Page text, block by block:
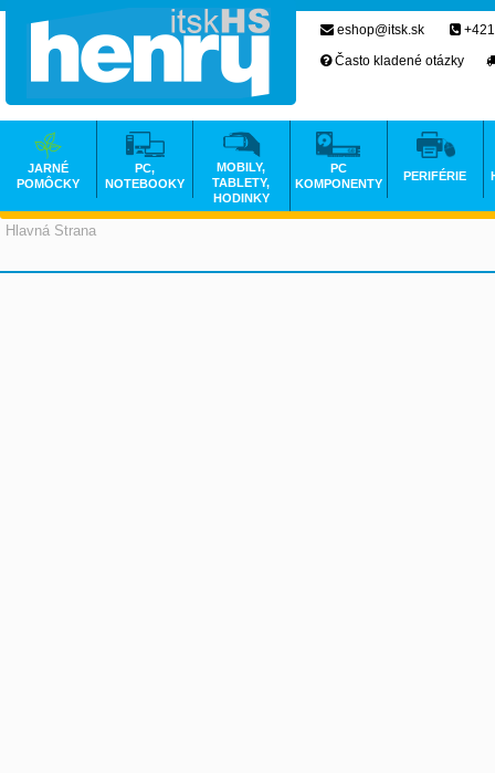
Hlavná Strana
eshop@itsk.sk
Často kladené otázky
JARNÉ
POMÔCKY
PC,
NOTEBOOKY
MOBILY,
TABLETY,
HODINKY
PC
KOMPONENTY
PERIFÉRIE